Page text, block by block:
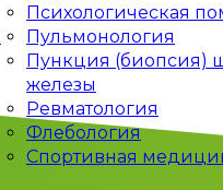
Психологическая
Пульмонология
Пункция (биопсия)
железы
Ревматология
Флебология
Спортивная